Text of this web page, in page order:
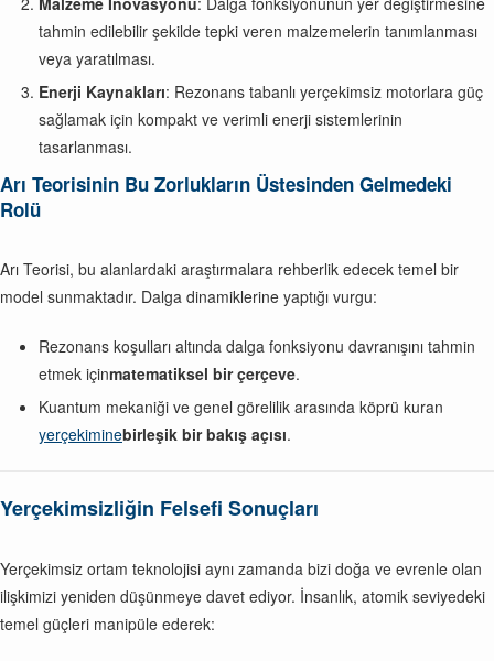
tahmin edilebilir şekilde tepki veren malzemelerin tanımlanması
veya yaratılması.
Enerji Kaynakları: Rezonans tabanlı yerçekimsiz motorlara güç
sağlamak için kompakt ve verimli enerji sistemlerinin
tasarlanması.
Arı Teorisinin Bu Zorlukların Üstesinden Gelmedeki
Rolü
Arı Teorisi, bu alanlardaki araştırmalara rehberlik edecek temel bir
model sunmaktadır. Dalga dinamiklerine yaptığı vurgu:
Rezonans koşulları altında dalga fonksiyonu davranışını tahmin
etmek içinmatematiksel bir çerçeve.
Kuantum mekaniği ve genel görelilik arasında köprü kuran
yerçekiminebirleşik bir bakış açısı.
Yerçekimsizliğin Felsefi Sonuçları
Yerçekimsiz ortam teknolojisi aynı zamanda bizi doğa ve evrenle olan
ilişkimizi yeniden düşünmeye davet ediyor. İnsanlık, atomik seviyedeki
temel güçleri manipüle ederek: